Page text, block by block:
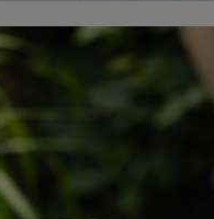
palveluihin, vaan myös
parhaalla